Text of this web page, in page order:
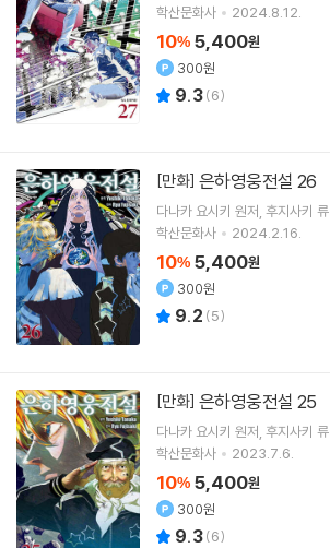
학산문화사
2024.8.12.
10% 5,400원
300원
9.3(6)
[만화] 은하영웅전설 26
다나카 요시키 원저 후지사키 류
학산문화사
2024.2.16.
10% 5,400원
300원
9.2 (5)
[만화] 은하영웅전설 25
다나카 요시키 원저 후지사키 류
학산문화사
2023.7.6.
10% 5,400원
300원
9.3(6)